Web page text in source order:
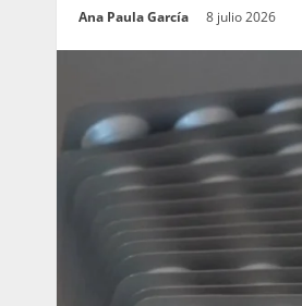
Ana Paula García 8 julio 2026